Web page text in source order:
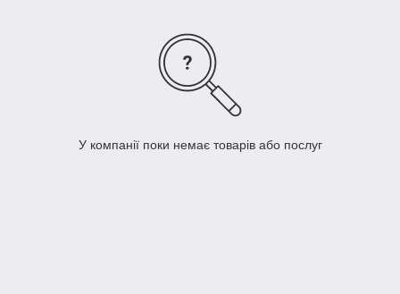
У компанії поки немає товарів або послуг